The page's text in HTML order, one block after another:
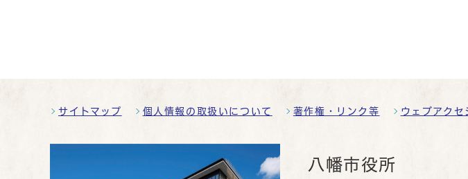
サイトマップ 個人情報の取扱いについて 著作権・リンク等 ウェブアクセ
八幡市役所